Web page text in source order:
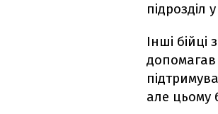
підрозділ
Інші
але цьому